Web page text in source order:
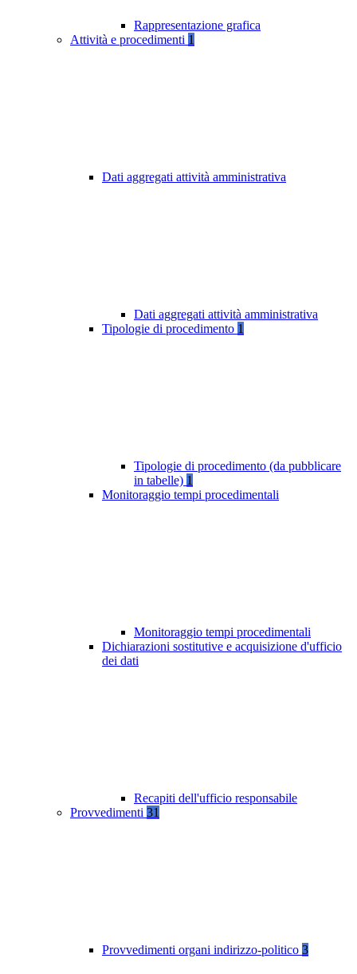
Rappresentazione grafica
Attività e procedimenti 1
Dati aggregati attività amministrativa
Dati aggregati attività amministrativa
Tipologie di procedimento 1
Tipologie di procedimento (da pubblicare
in tabelle) 1
Monitoraggio tempi procedimentali
Monitoraggio tempi procedimentali
Dichiarazioni sostitutive e acquisizione d'ufficio
dei dati
Recapiti dell'ufficio responsabile
Provvedimenti 31
Provvedimenti organi indirizzo-politico 3